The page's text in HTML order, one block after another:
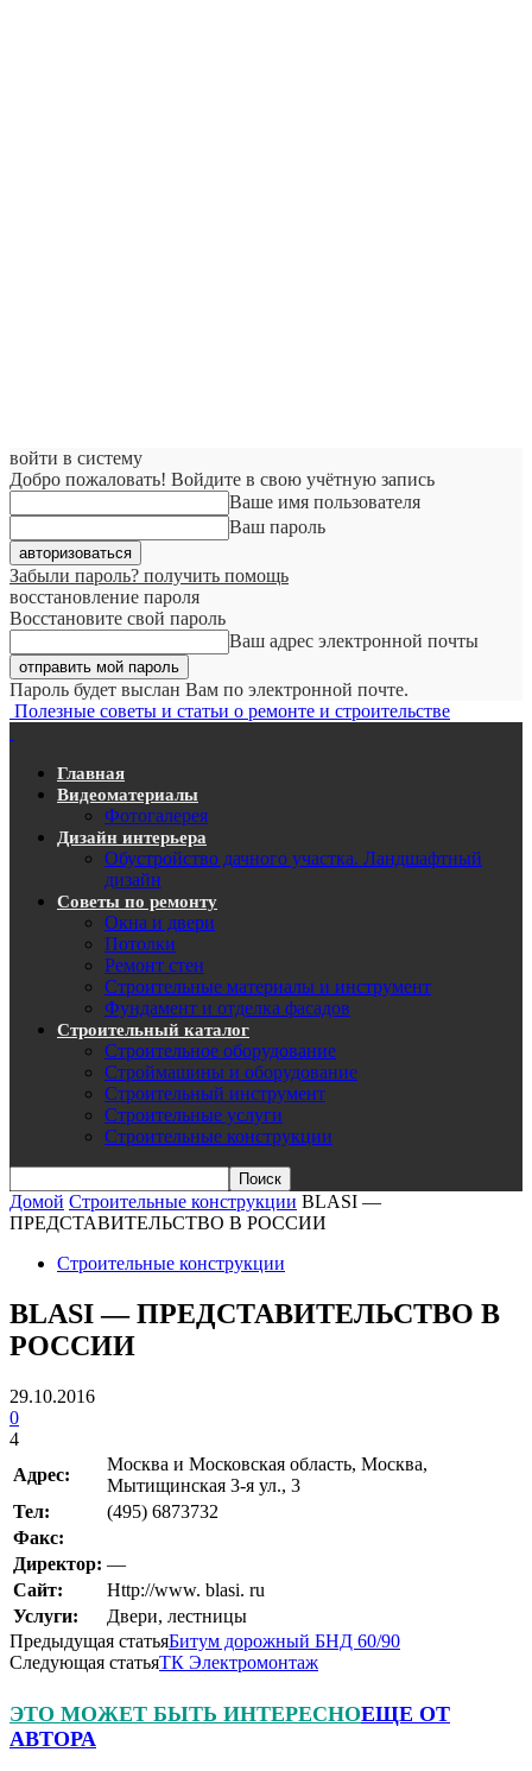
войти в систему
Добро пожаловать! Войдите в свою учётную запись
Ваше имя пользователя
Ваш пароль
Забыли пароль? получить помощь
восстановление пароля
Восстановите свой пароль
Ваш адрес электронной почты
Пароль будет выслан Вам по электронной почте.
Полезные советы и статьи о ремонте и строительстве
Главная
Видеоматериалы
Фотогалерея
Дизайн интерьера
Обустройство дачного участка. Ландшафтный
дизайн
Советы по ремонту
Окна и двери
Потолки
Ремонт стен
Строительные материалы и инструмент
Фундамент и отделка фасадов
Строительный каталог
Строительное оборудование
Строймашины и оборудование
Строительный инструмент
Строительные услуги
Строительные конструкции
Домой Строительные конструкции BLASI —
ПРЕДСТАВИТЕЛЬСТВО В РОССИИ
Строительные конструкции
BLASI — ПРЕДСТАВИТЕЛЬСТВО В
РОССИИ
29.10.2016
0
4
Адрес:
Москва и Московская область, Москва,
Мытищинская 3-я ул., 3
Teл:
(495) 6873732
Факс:
Директор: —
Сайт:
Http://www. blasi. ru
Услуги:
Двери, лестницы
Предыдущая статьяБитум дорожный БНД 60/90
Следующая статьяТК Электромонтаж
ЭТО МОЖЕТ БЫТЬ ИНТЕРЕСНОЕЩЕ ОТ
АВТОРА